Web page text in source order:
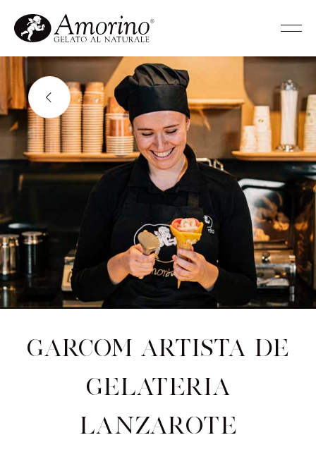
Garcom artista de
gelateria
Lanzarote